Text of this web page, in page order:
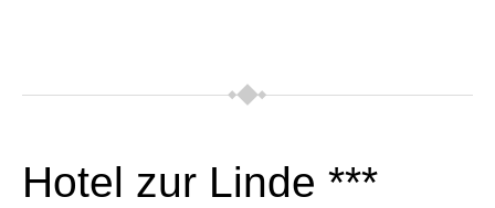
Hotel zur Linde ***